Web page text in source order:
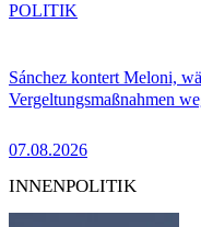
Sánchez kontert Meloni,
Vergeltungsmaßnahmen
07.08.2026
POLITIK
INNENPOLITIK